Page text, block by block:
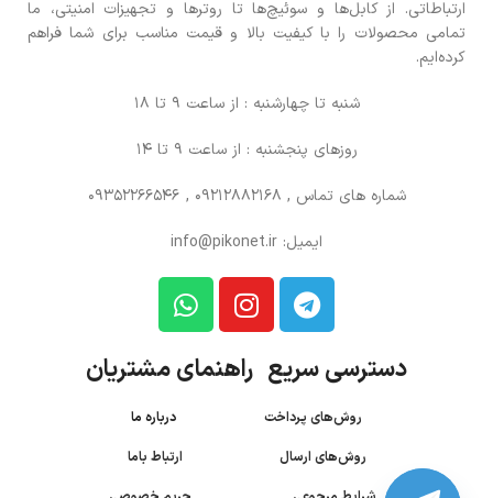
ارتباطاتی. از کابل‌ها و سوئیچ‌ها تا روترها و تجهیزات امنیتی، ما
تمامی محصولات را با کیفیت بالا و قیمت مناسب برای شما فراهم
کرده‌ایم.
شنبه تا چهارشنبه : از ساعت 9 تا 18
روزهای پنجشنبه : از ساعت 9 تا 14
شماره های تماس , 09212882168 , 09352266546
ایمیل: info@pikonet.ir
دسترسی سریع راهنمای مشتریان
روش‌های پرداخت درباره ما
روش‌های ارسال
ارتباط باما